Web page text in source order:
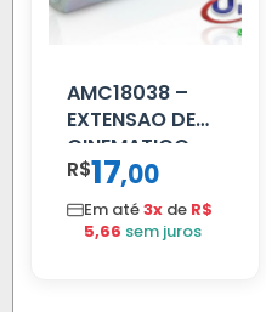
AMC18038 –
EXTENSAO DE
CINEMATICO
40MM
R$17,00
Em até3x de R$
5,66 sem juros